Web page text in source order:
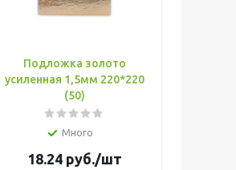
Подложка золото
усиленная 1,5мм 220*220
(50)
Много
18.24руб./шт